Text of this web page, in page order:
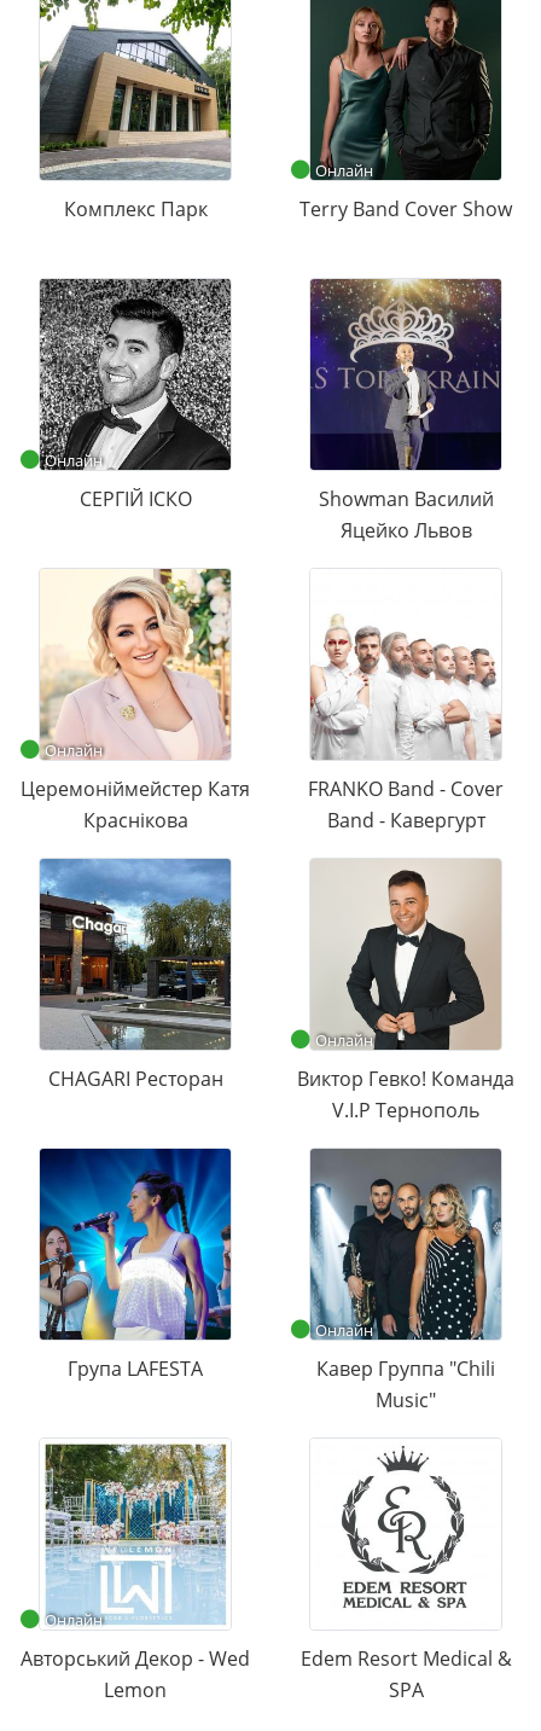
Комплекс Парк
Онлайн
Terry Band Cover Show
Онлайн
СЕРГІЙ ІСКО
Showman Василий
Яцейко Львов
Онлайн
Церемоніймейстер Катя
Краснікова
FRANKO Band - Cover
Band - Кавергурт
CHAGARI Ресторан
Онлайн
Виктор Гевко! Команда
V.I.P Тернополь
Група LAFESTA
Онлайн
Кавер Группа "Chili
Music"
Онлайн
Авторський Декор - Wed
Lemon
Edem Resort Medical &
SPA